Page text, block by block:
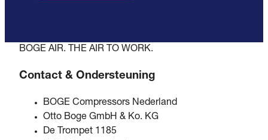
BOGE AIR. THE AIR TO WORK.
Contact & Ondersteuning
BOGE Compressors Nederland
Otto Boge GmbH & Ko. KG
De Trompet 1185